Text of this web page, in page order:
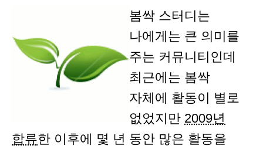
봄싹 스터디는
나에게는 큰 의미를
주는 커뮤니티인데
최근에는 봄싹
자체에 활동이 별로
없었지만 2009년
합류한 이후에 몇 년 동안 많은 활동을